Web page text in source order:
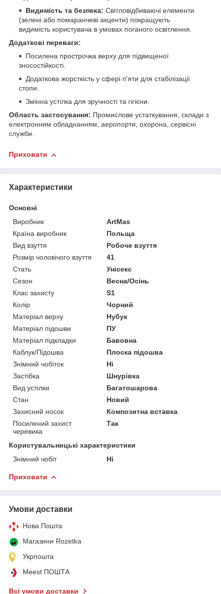
Видимість та безпека: Світловідбиваючі елементи
(зелені або помаранчеві акценти) покращують
видимість користувача в умовах поганого освітлення.
Додаткові переваги:
Посилена прострочка верху для підвищеної
зносостійкості.
Додаткова жорсткість у сфері п'яти для стабілізації
стопи.
Змінна устілка для зручності та гігієни.
Область застосування: Промислове устаткування, склади з
електронним обладнанням, аеропорти, охорона, сервісні
служби.
Приховати
Характеристики
Основні
Виробник
ArtMas
Країна виробник
Польща
Вид взуття
Робоче взуття
Розмір чоловічого взуття
41
Стать
Унісекс
Сезон
Весна/Осінь
Клас захисту
S1
Колір
Чорний
Матеріал верху
Нубук
Матеріал підошви
ПУ
Матеріал підкладки
Бавовна
Каблук/Підошва
Плоска підошва
Знімний чобіток
Ні
Застібка
Шнурівка
Вид устілки
Багатошарова
Стан
Новий
Захисний носок
Композитна вставка
Посилений захист
черевика
Так
Користувальницькі характеристики
Знімний чобіт
Ні
Приховати
Умови доставки
Нова Пошта
Магазини Rozetka
Укрпошта
Meest ПОШТА
Всі умови доставки